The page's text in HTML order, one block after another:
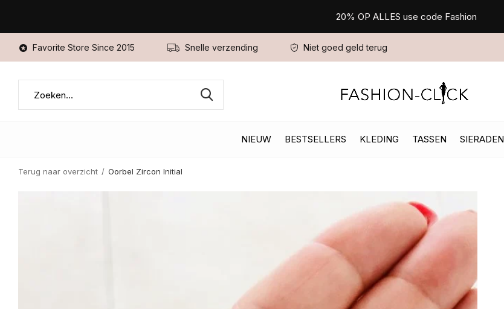
NIEUW BESTSELLERS KLEDING TASSEN SIERADEN
Favorite Store Since 2015 Snelle verzending Niet goed geld terug
20% OP ALLES use code Fashion
Terug naar overzicht Oorbel Zircon Initial